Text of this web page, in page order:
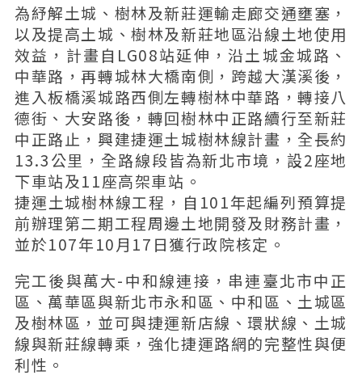
為紓解土城、樹林及新莊運輸走廊交通壅塞，
以及提高土城、樹林及新莊地區沿線土地使用
效益，計畫自LG08站延伸，沿土城金城路、
中華路，再轉城林大橋南側，跨越大漢溪後，
進入板橋溪城路西側左轉樹林中華路，轉接八
德街、大安路後，轉回樹林中正路續行至新莊
中正路止，興建捷運土城樹林線計畫，全長約
13.3公里，全路線段皆為新北市境，設2座地
下車站及11座高架車站。
捷運土城樹林線工程，自101年起編列預算提
前辦理第二期工程周邊土地開發及財務計畫，
並於107年10月17日獲行政院核定。
完工後與萬大-中和線連接，串連臺北市中正
區、萬華區與新北市永和區、中和區、土城區
及樹林區，並可與捷運新店線、環狀線、土城
線與新莊線轉乘，強化捷運路網的完整性與便
利性。